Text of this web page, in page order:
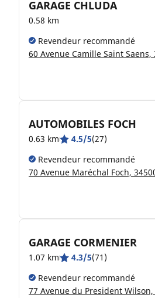
GARAGE CHLUDA
0.58 km
Revendeur recommandé
AUTOMOBILES FOCH
0.63 km 4.5/5(27)
Revendeur recommandé
GARAGE CORMENIER
1.07 km 4.3/5(71)
Revendeur recommandé